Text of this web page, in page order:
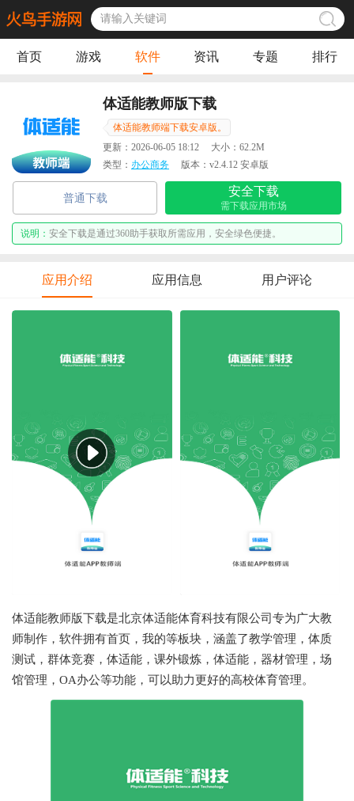
首页 游戏 软件 资讯 专题 排行
体适能教师版下载
体适能教师端下载安卓版。
更新： 2026-06-05 18:12 大小： 62.2M
类型： 办公商务 版本： v2.4.12 安卓版
普通下载
安全下载
需下载应用市场
说明： 安全下载是通过360助手获取所需应用，安全绿色便捷。
应用介绍 应用信息 用户评论
体适能教师版下载是北京体适能体育科技有限公司专为广大教
师制作，软件拥有首页，我的等板块，涵盖了教学管理，体质
测试，群体竞赛，体适能，课外锻炼，体适能，器材管理，场
馆管理，OA办公等功能，可以助力更好的高校体育管理。